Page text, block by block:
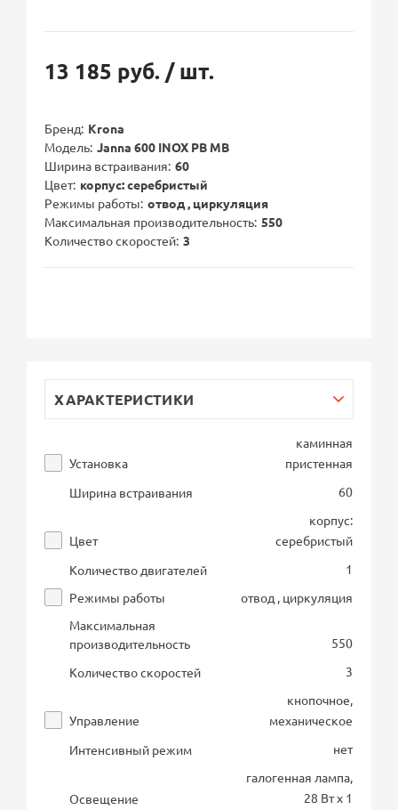
13 185 руб. / шт.
Бренд Krona
Модель Janna 600 INOX PB MB
Ширина встраивания 60
Цвет корпус: серебристый
Режимы работы отвод , циркуляция
Максимальная производительность 550
Количество скоростей 3
ХАРАКТЕРИСТИКИ
Установка
каминная
пристенная
Ширина встраивания
60
Цвет
корпус:
серебристый
Количество двигателей
1
Режимы работы
отвод , циркуляция
Максимальная
производительность
550
Количество скоростей
3
Управление
кнопочное,
механическое
Интенсивный режим
нет
Освещение
галогенная лампа,
28 Вт х 1